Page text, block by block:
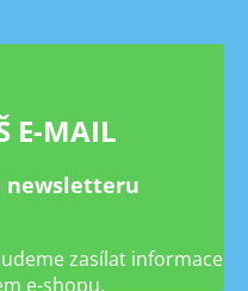
E-MAIL
newsletteru
zasílat informace
e-shopu.